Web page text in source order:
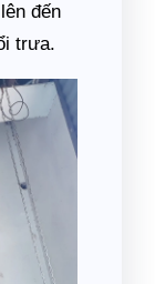
đến
trưa.